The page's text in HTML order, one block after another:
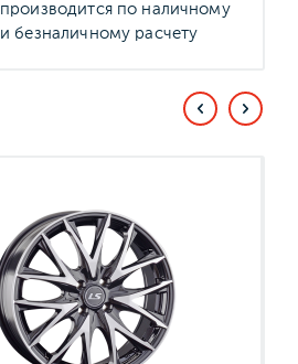
производится по наличному
и безналичному расчету